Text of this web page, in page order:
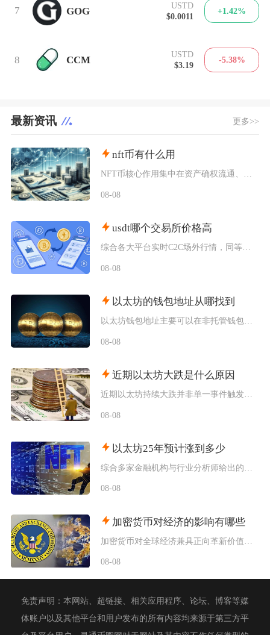
7 GOG
USTD
$0.0011
+1.42%
8 CCM
USTD
$3.19
-5.38%
最新资讯 更多>>
nft币有什么用
NFT币核心作用集中在资产确权流通、生态权益兑现、金融抵押套利、身份凭证认证四大方向，既是
08-08
usdt哪个交易所价格高
08-08
以太坊的钱包地址从哪找到
08-08
近期以太坊大跌是什么原因
08-08
以太坊25年预计涨到多少
08-08
加密货币对经济的影响有哪些
08-08
免责声明：本网站、超链接、相关应用程序、论坛、博客等媒
体账户以及其他平台和用户发布的所有内容均来源于第三方平